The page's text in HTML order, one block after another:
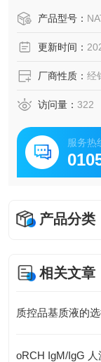
产品型号：
更新时间：
厂商性质： 经
访问量： 322
服务热
产品分类
相关文章
质控品基质液的
oRCH IgM/IgG